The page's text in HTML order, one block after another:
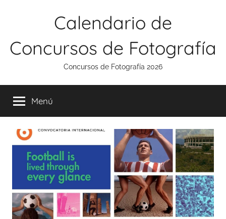
Calendario de
Concursos de Fotografía
Concursos de Fotografía 2026
Menú